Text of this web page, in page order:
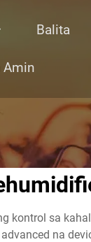
Balita
Amin
kontrol sa
na